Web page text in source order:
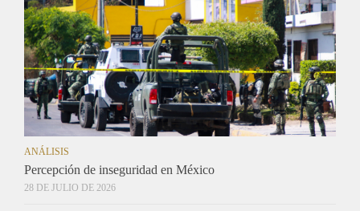
ANÁLISIS
Percepción de inseguridad en México
28 DE JULIO DE 2026